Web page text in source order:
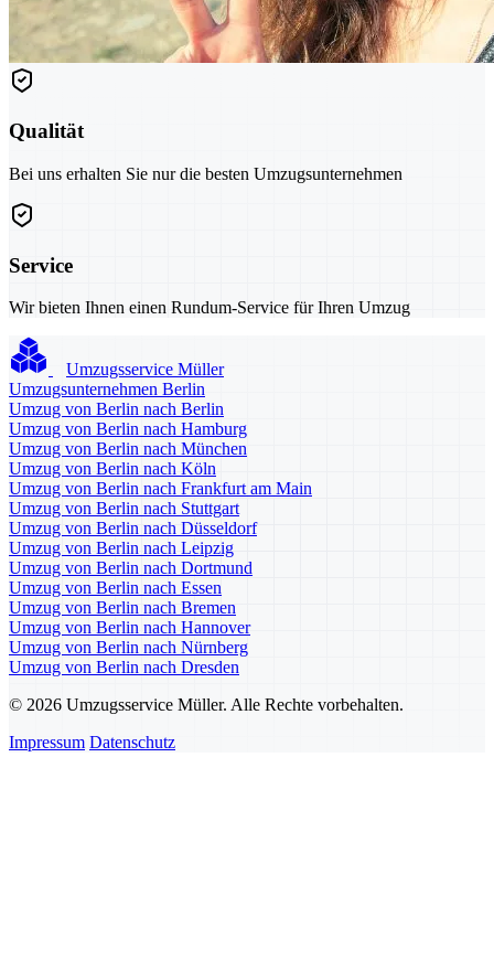
Qualität
Bei uns erhalten Sie nur die besten Umzugsunternehmen
Service
Wir bieten Ihnen einen Rundum-Service für Ihren Umzug
Umzugsservice Müller
Umzugsunternehmen Berlin
Umzug von Berlin nach Berlin
Umzug von Berlin nach Hamburg
Umzug von Berlin nach München
Umzug von Berlin nach Köln
Umzug von Berlin nach Frankfurt am Main
Umzug von Berlin nach Stuttgart
Umzug von Berlin nach Düsseldorf
Umzug von Berlin nach Leipzig
Umzug von Berlin nach Dortmund
Umzug von Berlin nach Essen
Umzug von Berlin nach Bremen
Umzug von Berlin nach Hannover
Umzug von Berlin nach Nürnberg
Umzug von Berlin nach Dresden
© 2026 Umzugsservice Müller. Alle Rechte vorbehalten.
Impressum Datenschutz